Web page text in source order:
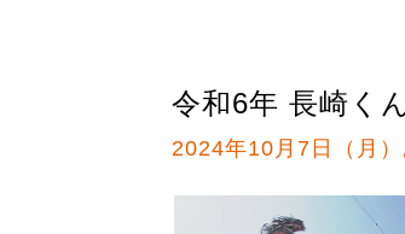
令和6年 長崎く
2024年10月7日（月